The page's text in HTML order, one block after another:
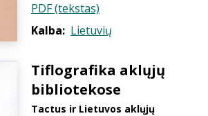
PDF (tekstas)
Kalba: Lietuvių
Tiflografika aklųjų
bibliotekose
Tactus ir Lietuvos aklųjų